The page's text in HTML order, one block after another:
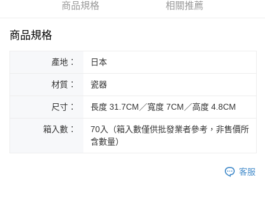
運送方式
每筆NT$200，滿NT$1,000(含以上)免運費
黑貓外島宅配
每筆NT$360
商品規格 相關推薦
商品規格
產地： 日本
材質： 瓷器
尺寸： 長度 31.7CM／寬度 7CM／高度 4.8CM
箱入數：
70入（箱入數僅供批發業者參考，非售價所
含數量）
客服